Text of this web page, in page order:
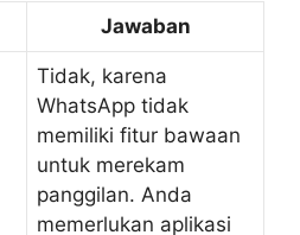
Jawaban
Tidak, karena
WhatsApp tidak
memiliki fitur bawaan
untuk merekam
panggilan. Anda
memerlukan aplikasi